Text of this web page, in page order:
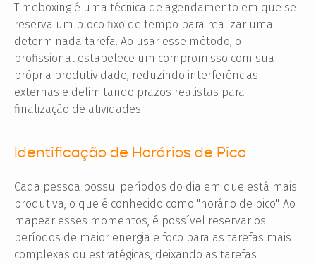
Timeboxing é uma técnica de agendamento em que se
reserva um bloco fixo de tempo para realizar uma
determinada tarefa. Ao usar esse método, o
profissional estabelece um compromisso com sua
própria produtividade, reduzindo interferências
externas e delimitando prazos realistas para
finalização de atividades.
Identificação de Horários de Pico
Cada pessoa possui períodos do dia em que está mais
produtiva, o que é conhecido como "horário de pico". Ao
mapear esses momentos, é possível reservar os
períodos de maior energia e foco para as tarefas mais
complexas ou estratégicas, deixando as tarefas